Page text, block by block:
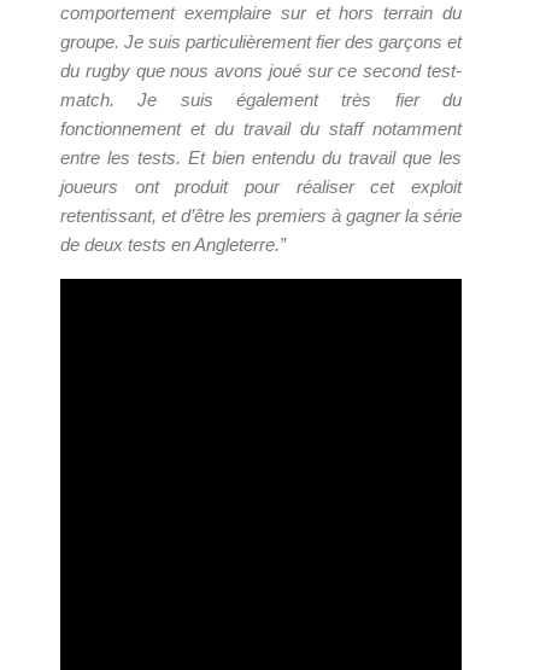
comportement exemplaire sur et hors terrain du
groupe. Je suis particulièrement fier des garçons et
du rugby que nous avons joué sur ce second test-
match.Je suis également très fier du
fonctionnement et du travail du staff notamment
entre les tests. Et bien entendu du travail que les
joueurs ont produit pour réaliser cet exploit
retentissant, et d’être les premiers à gagner la série
de deux tests en Angleterre.”